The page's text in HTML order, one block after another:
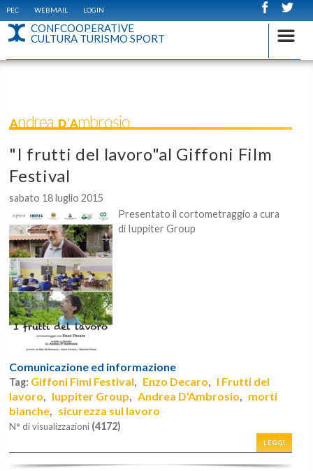
PEC WEBMAIL LOGIN
CONFCOOPERATIVE
CULTURA TURISMO SPORT
Andrea D'Ambrosio
"I frutti del lavoro"al Giffoni Film
Festival
sabato 18 luglio 2015
Presentato il cortometraggio a cura
di Iuppiter Group
Comunicazione ed informazione
Tag: Giffoni Fiml Festival, Enzo Decaro, I Frutti del
lavoro, Iuppiter Group,Andrea D'Ambrosio, morti
bianche, sicurezza sul lavoro
N° di visualizzazioni (4172)
LEGGI